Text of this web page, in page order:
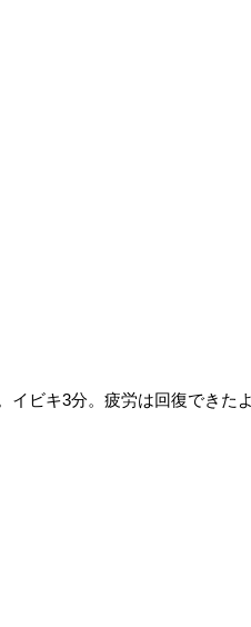
イビキ3分。疲労は回復できた